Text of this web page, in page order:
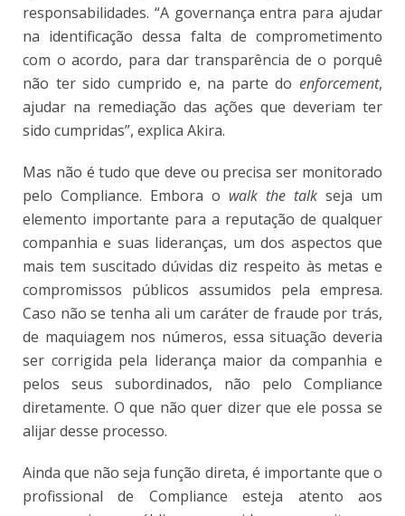
responsabilidades. “A governança entra para ajudar
na identificação dessa falta de comprometimento
com o acordo, para dar transparência de o porquê
não ter sido cumprido e, na parte do enforcement,
ajudar na remediação das ações que deveriam ter
sido cumpridas”, explica Akira.
Mas não é tudo que deve ou precisa ser monitorado
pelo Compliance. Embora o walk the talk seja um
elemento importante para a reputação de qualquer
companhia e suas lideranças, um dos aspectos que
mais tem suscitado dúvidas diz respeito às metas e
compromissos públicos assumidos pela empresa.
Caso não se tenha ali um caráter de fraude por trás,
de maquiagem nos números, essa situação deveria
ser corrigida pela liderança maior da companhia e
pelos seus subordinados, não pelo Compliance
diretamente. O que não quer dizer que ele possa se
alijar desse processo.
Ainda que não seja função direta, é importante que o
profissional de Compliance esteja atento aos